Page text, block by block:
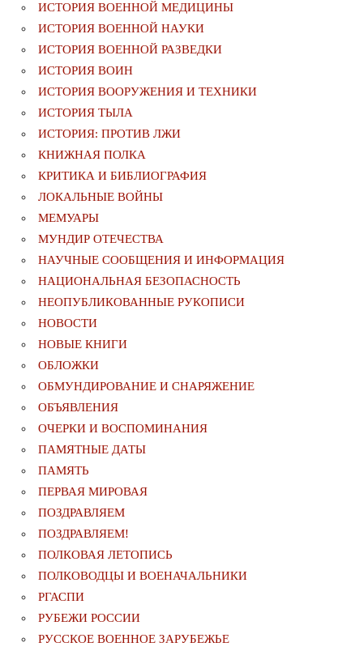
ИСТОРИЯ ВОЕННОЙ МЕДИЦИНЫ
ИСТОРИЯ ВОЕННОЙ НАУКИ
ИСТОРИЯ ВОЕННОЙ РАЗВЕДКИ
ИСТОРИЯ ВОИН
ИСТОРИЯ ВООРУЖЕНИЯ И ТЕХНИКИ
ИСТОРИЯ ТЫЛА
ИСТОРИЯ: ПРОТИВ ЛЖИ
КНИЖНАЯ ПОЛКА
КРИТИКА И БИБЛИОГРАФИЯ
ЛОКАЛЬНЫЕ ВОЙНЫ
МЕМУАРЫ
МУНДИР ОТЕЧЕСТВА
НАУЧНЫЕ СООБЩЕНИЯ И ИНФОРМАЦИЯ
НАЦИОНАЛЬНАЯ БЕЗОПАСНОСТЬ
НЕОПУБЛИКОВАННЫЕ РУКОПИСИ
НОВОСТИ
НОВЫЕ КНИГИ
ОБЛОЖКИ
ОБМУНДИРОВАНИЕ И СНАРЯЖЕНИЕ
ОБЪЯВЛЕНИЯ
ОЧЕРКИ И ВОСПОМИНАНИЯ
ПАМЯТНЫЕ ДАТЫ
ПАМЯТЬ
ПЕРВАЯ МИРОВАЯ
ПОЗДРАВЛЯЕМ
ПОЗДРАВЛЯЕМ!
ПОЛКОВАЯ ЛЕТОПИСЬ
ПОЛКОВОДЦЫ И ВОЕНАЧАЛЬНИКИ
РГАСПИ
РУБЕЖИ РОССИИ
РУССКОЕ ВОЕННОЕ ЗАРУБЕЖЬЕ